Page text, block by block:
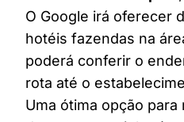
O Google irá oferecer
hotéis fazendas na
poderá conferir o
rota até o
Uma ótima opção